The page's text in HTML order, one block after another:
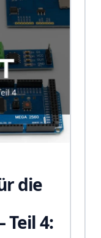
die
Teil 4: